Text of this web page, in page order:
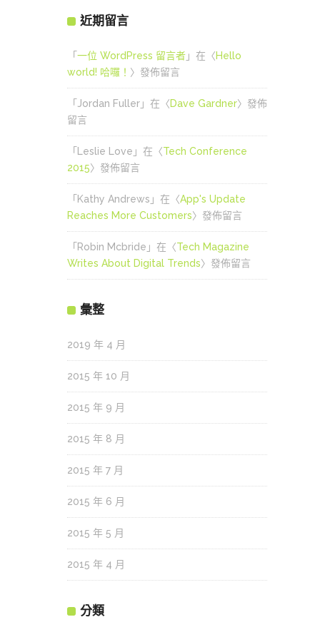
近期留言
「 一位 WordPress 留言者 」在〈Hello
world! 哈囉！ 〉發佈留言
「 Jordan Fuller 」在〈Dave Gardner〉發佈
留言
「 Leslie Love 」在〈Tech Conference
2015〉發佈留言
「 Kathy Andrews 」在〈App's Update
Reaches More Customers〉發佈留言
「 Robin Mcbride 」在〈Tech Magazine
Writes About Digital Trends〉發佈留言
彙整
2019 年 4 月
2015 年 10 月
2015 年 9 月
2015 年 8 月
2015 年 7 月
2015 年 6 月
2015 年 5 月
2015 年 4 月
分類